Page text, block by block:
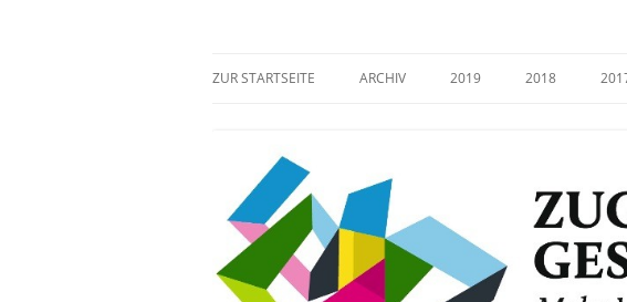
ZUR STARTSEITE ARCHIV 2019 2018